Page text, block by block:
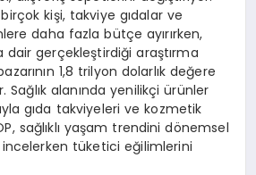
kişi, takviye gıdalar ve
daha fazla bütçe ayırırken,
dair gerçekleştirdiği araştırma
1,8 trilyon dolarlık değere
Sağlık alanında yenilikçi ürünler
gıda takviyeleri ve kozmetik
sağlıklı yaşam trendini dönemsel
tüketici eğilimlerini